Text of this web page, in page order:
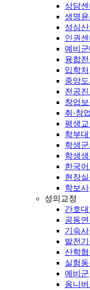
상담센
생명
성심
인권
예비군
융합
입학처
중앙
전공
창업
취·창
평생
학부
학생
학생
한국
현장
학보사
성의교정
간호
공동
기숙사
발전
산학
실험
예비군
옴니